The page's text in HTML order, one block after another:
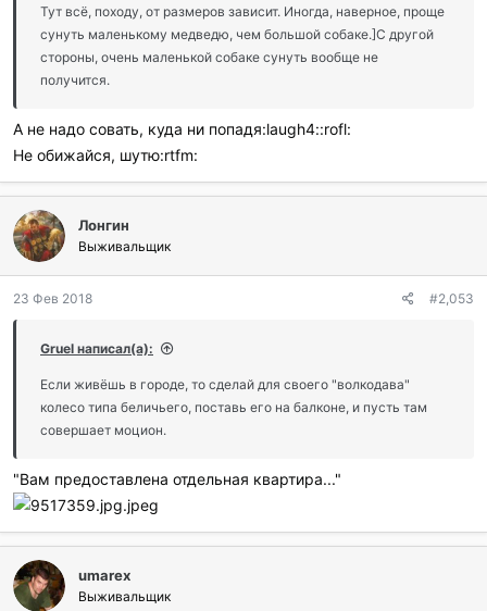
Тут всё, походу, от размеров зависит. Иногда, наверное, проще
сунуть маленькому медведю, чем большой собаке.]С другой
стороны, очень маленькой собаке сунуть вообще не
получится.
А не надо совать, куда ни попадя:laugh4::rofl:
Не обижайся, шутю:rtfm:
Лонгин
Выживальщик
23 Фев 2018 #2,053
Gruel написал(а):
Если живёшь в городе, то сделай для своего "волкодава"
колесо типа беличьего, поставь его на балконе, и пусть там
совершает моцион.
"Вам предоставлена отдельная квартира..."
umarex
Выживальщик